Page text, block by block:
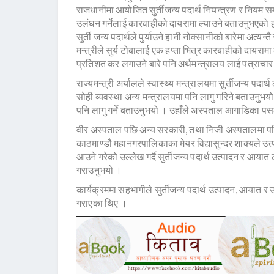
राजधानीमा आयोजित सुर्तीजन्य पदार्थ नियन्त्रण र नियम
उलंघन गर्नेलाई कारवाहीको दायरामा ल्याउने बताउनुभएको
सुर्ती जन्य पदार्थले पुर्याउने हानी नोक्सानीको बारेमा
मन्त्रीले सुर्य टोबालाई एक हप्ता भित्र कारबाहीको
प्रतिशत कर लगाउने बारे पनि अर्थमन्त्रालय लाई
राज्यमन्त्री अर्यालले स्वास्थ्य मन्त्रालयमा सुर्तीजन्य
सोही व्यवस्था अन्य मन्त्रालयमा पनि लागु गरिने
पनि लागु गर्ने बताउनुभयो । उहाँले अस्पताल आगाडिका
वीर अस्पताल पछि अन्य सरकारी, तथा निजी अस्पतालमा
काठमाण्डौ महानगरपालिकाका मेयर विद्यासुन्दर शाक्यले
आउने गरेको उल्लेख गर्दै सुर्तीजन्य पदार्थ उत्पादन र आयात
गराउनुभयो ।
कार्यक्रममा सहभागीले सुर्तीजन्य पदार्थ उत्पादन, आयात
गराएका थिए ।